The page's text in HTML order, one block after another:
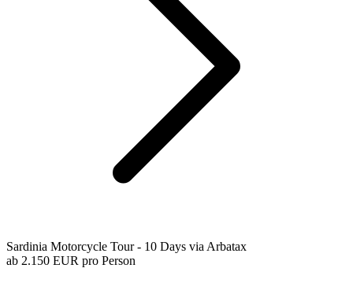
Sardinia Motorcycle Tour - 10 Days via Arbatax
ab 2.150 EUR pro Person